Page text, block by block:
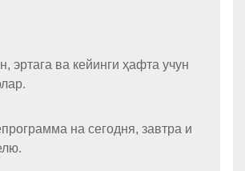
эртага ва кейинги ҳафта учун
на сегодня, завтра и